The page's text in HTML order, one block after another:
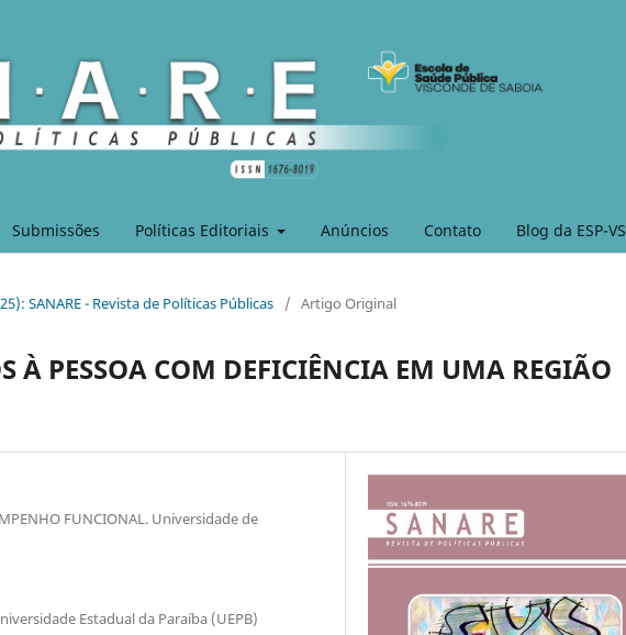
Submissões Políticas Editoriais Anúncios Contato Blog da ESP-VS
SANARE - Revista de Políticas Públicas / Artigo Original
À PESSOA COM DEFICIÊNCIA EM UMA REGIÃO
FUNCIONAL. Universidade de
Estadual da Paraíba (UEPB)